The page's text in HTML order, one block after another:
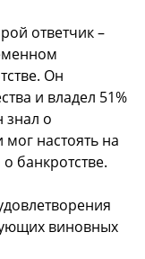
ответчик –
Он
и владел 51%
знал о
настоять на
банкротстве.
виновных